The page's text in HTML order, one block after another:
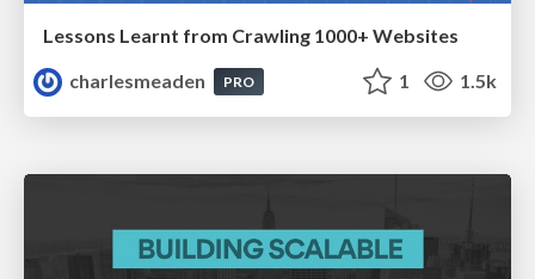
Lessons Learnt from Crawling 1000+ Websites
charlesmeaden
PRO 1 1.5k